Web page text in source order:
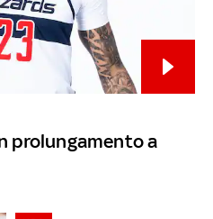
prolungamento a